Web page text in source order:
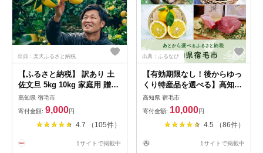
出典：楽天ふるさと納税
【ふるさと納税】 訳あり 土
佐文旦 5kg 10kg 家庭用 贈答
用 松岡農園 ぶんたん 文旦 ブ
ンタン 柑橘 果物 フルーツ 高
知県産 特産品 名産 産地直送
贈り物 ギフト 贈答用 お歳暮
冬 甘い 酸味 爽やか ジューシ
高知県 宿毛市
寄付金額: 9,000円
4.7 （105件）
1サイトで掲載中
出典：ふるなび
【有効期限なし！後からゆっ
くり特産品を選べる】高知県
宿毛市カタログポイント
高知県 宿毛市
寄付金額: 10,000円
4.5 （86件）
1サイトで掲載中